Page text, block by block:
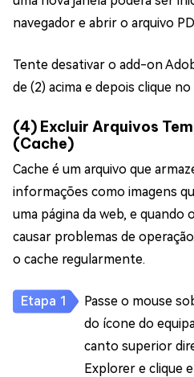
navegador e abrir o arquivo
Tente desativar o add-on
de (2) acima e depois clique no
(4) Excluir Arquivos
(Cache)
Cache é um arquivo que
informações como imagens
uma página da web, e quando
causar problemas de
o cache regularmente.
Passe o mouse
do ícone do
canto superior
Explorer e clique